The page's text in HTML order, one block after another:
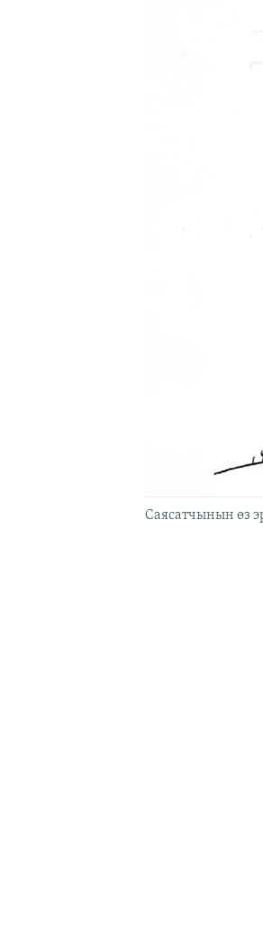
Саясатчынын өз